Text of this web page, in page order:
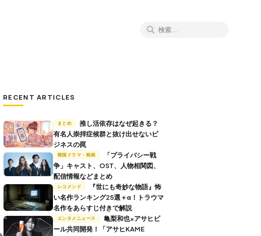
RECENT ARTICLES
まとめ
推し活依存はなぜ起きる？
有名人崇拝症候群と抜け出せないビ
ジネスの罠
韓国ドラマ・映画
争」キャスト、OST、人物相関図、
配信情報などまとめ
レコメンド
い名作ランキング25選＋α！トラウマ
名作をあらすじ付きで解説
エンタメニュース
ール共同開発！「アサヒKAME